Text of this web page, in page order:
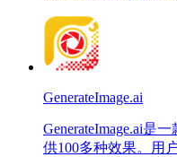
GenerateImage.ai
GenerateImage.ai是
供100多种效果。用